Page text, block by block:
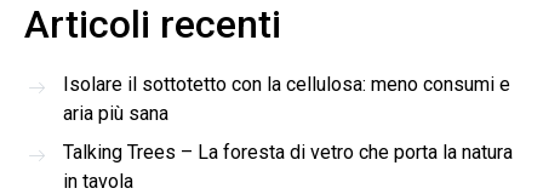
Articoli recenti
Isolare il sottotetto con la cellulosa: meno consumi e
aria più sana
Talking Trees – La foresta di vetro che porta la natura
in tavola